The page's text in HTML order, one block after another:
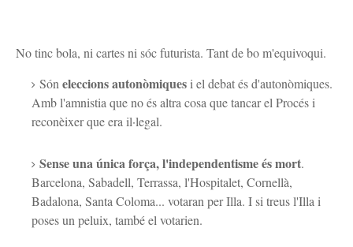
No tinc bola, ni cartes ni sóc futurista. Tant de bo m'equivoqui.
Són eleccions autonòmiques i el debat és d'autonòmiques.
Amb l'amnistia que no és altra cosa que tancar el Procés i
reconèixer que era il·legal.
Sense una única força, l'independentisme és mort.
Barcelona, Sabadell, Terrassa, l'Hospitalet, Cornellà,
Badalona, Santa Coloma... votaran per Illa. I si treus l'Illa i
poses un peluix, també el votarien.